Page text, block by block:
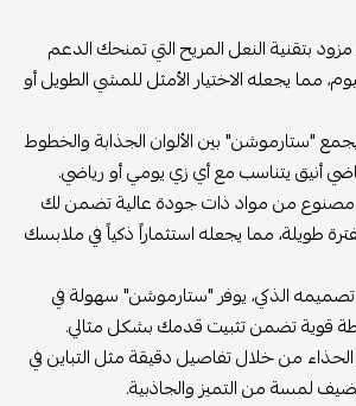
بتقنية النعل المريح التي تمنحك الدعم
مما يجعله الاختيار الأمثل للمشي الطويل أو
"ستارموشن" بين الألوان الجذابة والخطوط
أنيق يتناسب مع أي زي يومي أو رياضي.
مصنوع من مواد ذات جودة عالية تضمن لك
طويلة، مما يجعله استثماراً ذكياً في ملابسك
الذكي، يوفر "ستارموشن" سهولة في
قوية تضمن تثبيت قدمك بشكل مثالي.
الحذاء من خلال تفاصيل دقيقة مثل التباين في
لمسة من التميز والجاذبية.